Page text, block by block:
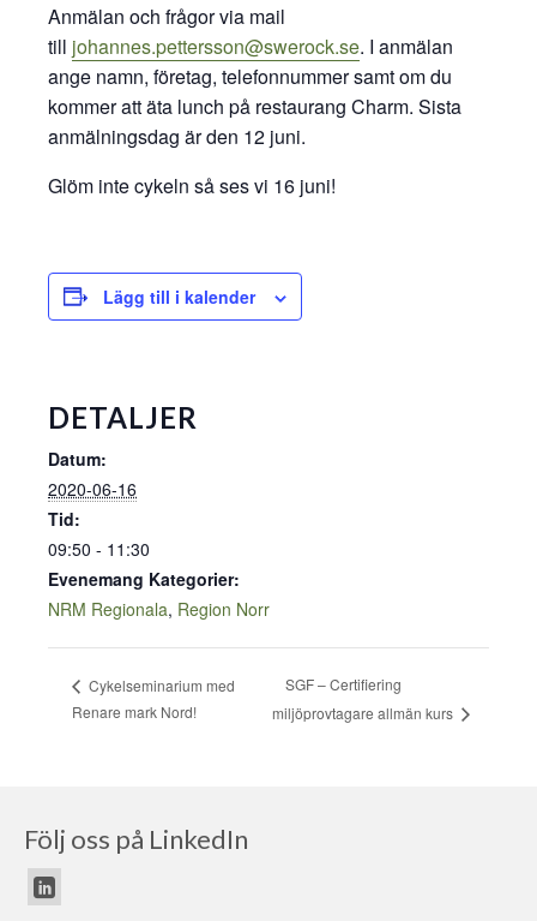
Anmälan och frågor via mail
till johannes.pettersson@swerock.se. I anmälan
ange namn, företag, telefonnummer samt om du
kommer att äta lunch på restaurang Charm. Sista
anmälningsdag är den 12 juni.
Glöm inte cykeln så ses vi 16 juni!
Lägg till i kalender
DETALJER
Datum:
2020-06-16
Tid:
09:50 - 11:30
Evenemang Kategorier:
NRM Regionala, Region Norr
Cykelseminarium med
Renare mark Nord!
SGF – Certifiering
miljöprovtagare allmän kurs
Följ oss på LinkedIn